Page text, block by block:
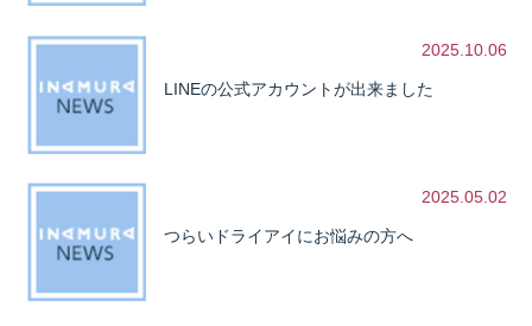
2025.10.06
LINEの公式アカウントが出来ました
2025.05.02
つらいドライアイにお悩みの方へ